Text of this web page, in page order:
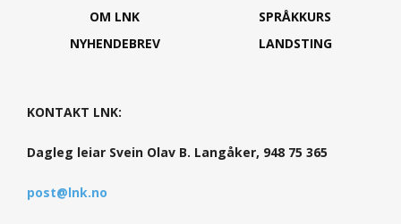
OM LNK
NYHENDEBREV
SPRÅKKURS
LANDSTING
KONTAKT LNK:
Dagleg leiar Svein Olav B. Langåker, 948 75 365
post@lnk.no